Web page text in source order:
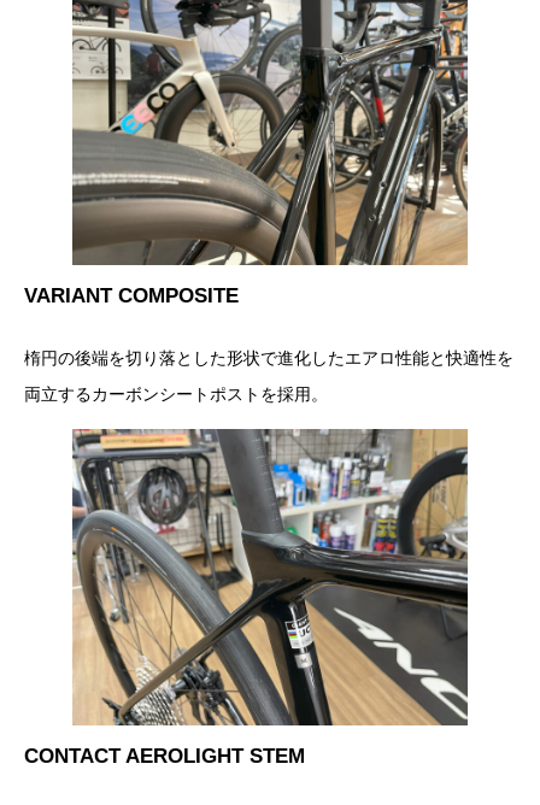
VARIANT COMPOSITE
楕円の後端を切り落とした形状で進化したエアロ性能と快適性を
両立するカーボンシートポストを採用。
CONTACT AEROLIGHT STEM